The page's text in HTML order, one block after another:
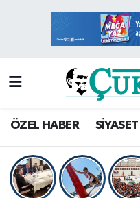
ÖZEL HABER SİYASET
Mersin Hava
Mersin Namaz
Mersin Trafik
Süper Lig Puan